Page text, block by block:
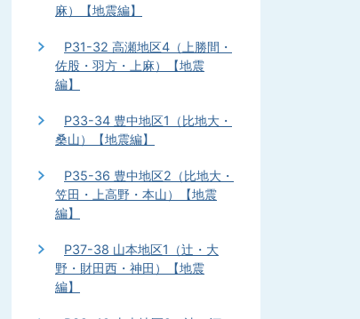
麻）【地震編】
P31-32 高瀬地区4（上勝間・
佐股・羽方・上麻）【地震
編】
P33-34 豊中地区1（比地大・
桑山）【地震編】
P35-36 豊中地区2（比地大・
笠田・上高野・本山）【地震
編】
P37-38 山本地区1（辻・大
野・財田西・神田）【地震
編】